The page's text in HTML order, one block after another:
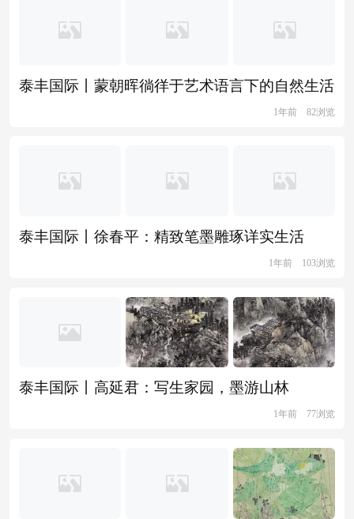
泰丰国际丨蒙朝晖徜徉于艺术语言下的自然生活
1年前 82浏览
泰丰国际丨徐春平：精致笔墨雕琢详实生活
1年前 103浏览
泰丰国际丨高延君：写生家园，墨游山林
1年前 77浏览